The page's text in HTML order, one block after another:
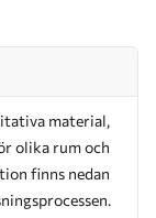
material,
olika rum och
finns nedan